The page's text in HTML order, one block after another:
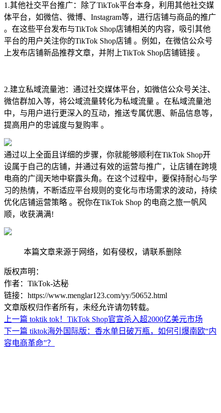
1.其他社交平台推广：除了TikTok平台本身，利用其他社交媒
体平台，如微信、微博、Instagram等，进行店铺与商品的推广
。在这些平台发布与TikTok Shop店铺相关的内容，吸引其他
平台的用户关注你的TikTok Shop店铺 。例如，在微信公众号
上发布店铺新品推荐文章，并附上TikTok Shop店铺链接 。
2.建立私域流量池：通过社交媒体平台，如微信公众号关注、
微信群加入等，将公域流量转化为私域流量 。在私域流量池
中，与用户进行更深入的互动，推送专属优惠、新品信息等，
提高用户的忠诚度与复购率 。
通过以上全面且详细的步骤，你就能够顺利在TikTok Shop开
设属于自己的店铺，并通过有效的运营与推广，让店铺在跨境
电商的广阔天地中崭露头角。在这个过程中，要保持耐心与学
习的热情，不断适应平台规则的变化与市场需求的波动，持续
优化店铺运营策略 。祝你在TikTok Shop 的电商之旅一帆风
顺，收获满满!
本篇文章来源于网络，如有侵权，请联系删除
版权声明：
作者：TikTok-达秘
链接：https://www.menglar123.com/yy/50652.html
文章版权归作者所有，未经允许请勿转载。
上一篇 toktik tok！TikTok Shop官宣杀入超2000亿美元市场
下一篇 tiktok海外国际版：香水单日破万瓶，如何引爆南欧“内
容电商革命”？